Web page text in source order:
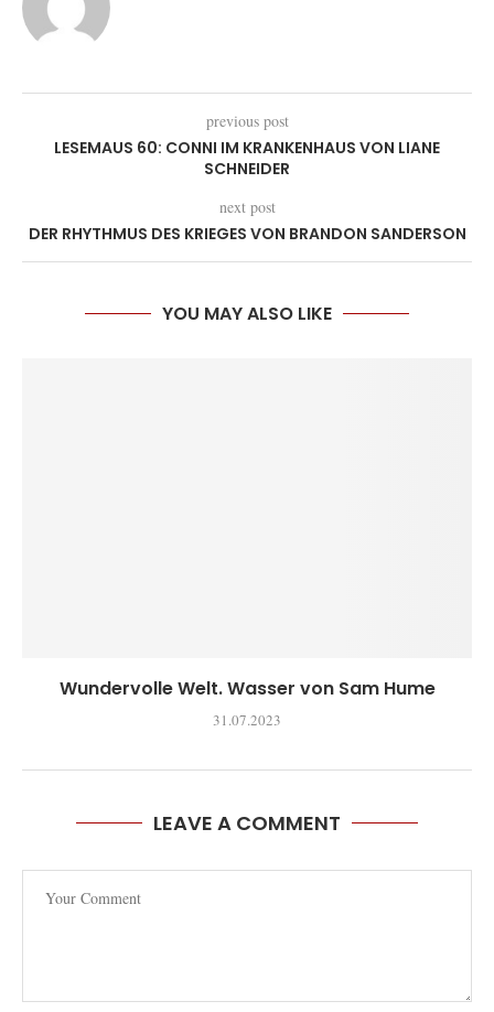
previous post
LESEMAUS 60: CONNI IM KRANKENHAUS VON LIANE
SCHNEIDER
next post
DER RHYTHMUS DES KRIEGES VON BRANDON SANDERSON
YOU MAY ALSO LIKE
Wundervolle Welt. Wasser von Sam Hume
31.07.2023
LEAVE A COMMENT